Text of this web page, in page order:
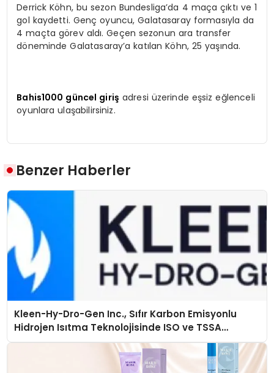
Derrick Köhn, bu sezon Bundesliga’da 4 maça çıktı ve 1
gol kaydetti. Genç oyuncu, Galatasaray formasıyla da
4 maçta görev aldı. Geçen sezonun ara transfer
döneminde Galatasaray’a katılan Köhn, 25 yaşında.
Bahis1000 güncel giriş adresi üzerinde eşsiz eğlenceli
oyunlara ulaşabilirsiniz.
Benzer Haberler
Kleen-Hy-Dro-Gen Inc., Sıfır Karbon Emisyonlu
Hidrojen Isıtma Teknolojisinde ISO ve TSSA
Düzenleyici Onaylarını Aldı